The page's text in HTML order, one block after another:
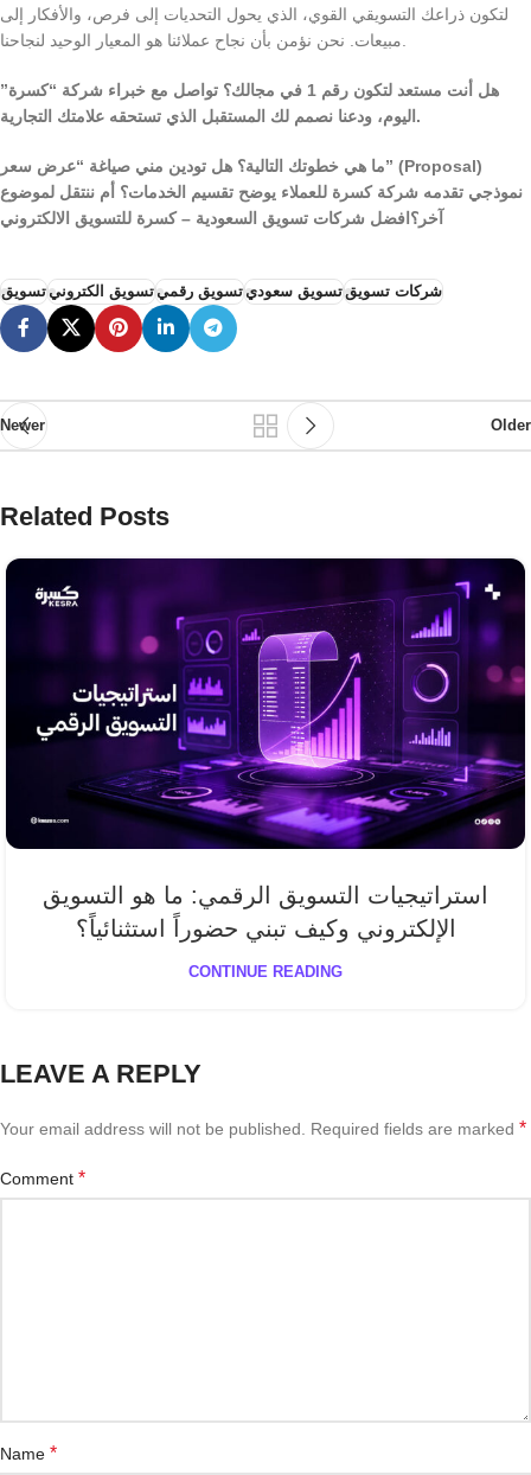
لتكون ذراعك التسويقي القوي، الذي يحول التحديات إلى فرص، والأفكار إلى
هل أنت مستعد لتكون رقم 1 في مجالك؟ تواصل مع خبراء شركة “كسرة”
اليوم، ودعنا نصمم لك المستقبل الذي تستحقه علامتك التجارية.
ما هي خطوتك التالية؟ هل تودين مني صياغة “عرض سعر” (Proposal)
نموذجي تقدمه شركة كسرة للعملاء يوضح تقسيم الخدمات؟ أم ننتقل لموضوع
آخر؟افضل شركات تسويق السعودية – كسرة للتسويق الالكتروني
تسويقتسويق الكترونيتسويق رقميتسويق سعوديشركات تسويق
Newer Older
Related Posts
استراتيجيات التسويق الرقمي: ما هو التسويق
الإلكتروني وكيف تبني حضوراً استثنائياً؟
CONTINUE READING
LEAVE A REPLY
Your email address will not be published. Required fields are marked *
Comment *
Name *